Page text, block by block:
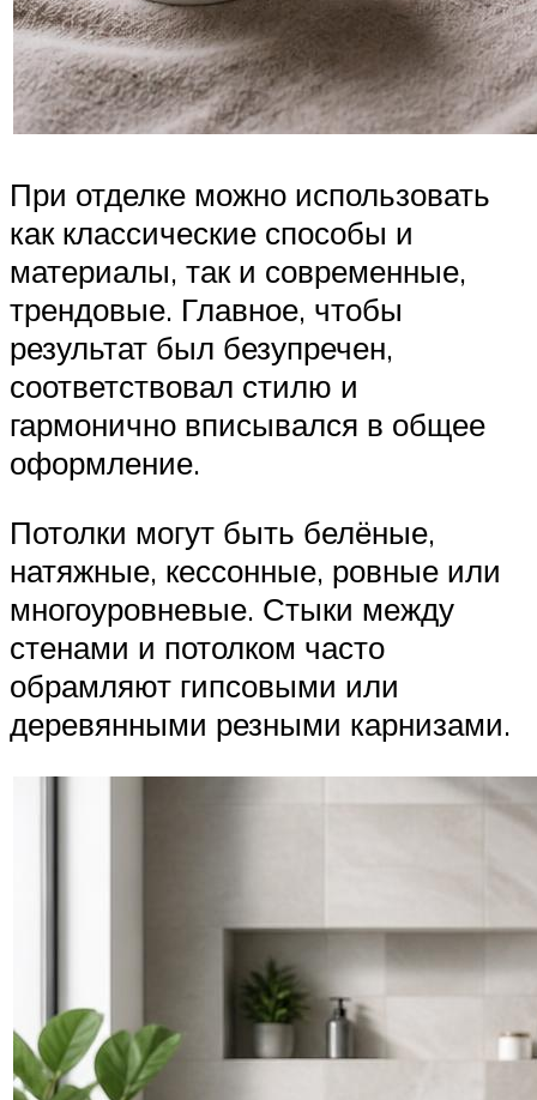
При отделке можно использовать
как классические способы и
материалы, так и современные,
трендовые. Главное, чтобы
результат был безупречен,
соответствовал стилю и
гармонично вписывался в общее
оформление.
Потолки могут быть белёные,
натяжные, кессонные, ровные или
многоуровневые. Стыки между
стенами и потолком часто
обрамляют гипсовыми или
деревянными резными карнизами.